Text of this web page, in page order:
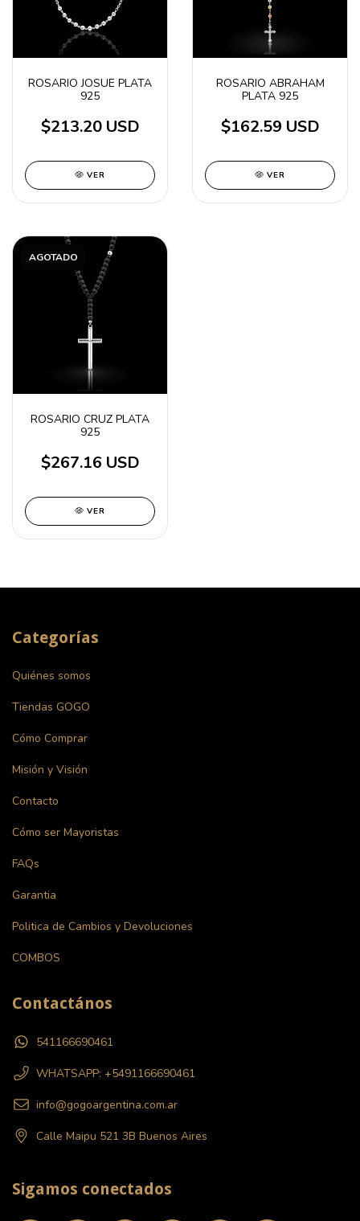
ROSARIO JOSUE PLATA
925
$213.20 USD
VER
ROSARIO ABRAHAM
PLATA 925
$162.59 USD
VER
AGOTADO
ROSARIO CRUZ PLATA
925
$267.16 USD
VER
Categorías
Quiénes somos
Tiendas GOGO
Cómo Comprar
Misión y Visión
Contacto
Cómo ser Mayoristas
FAQs
Garantia
Politica de Cambios y Devoluciones
COMBOS
Contactános
541166690461
WHATSAPP: +5491166690461
info@gogoargentina.com.ar
Calle Maipu 521 3B Buenos Aires
Sigamos conectados